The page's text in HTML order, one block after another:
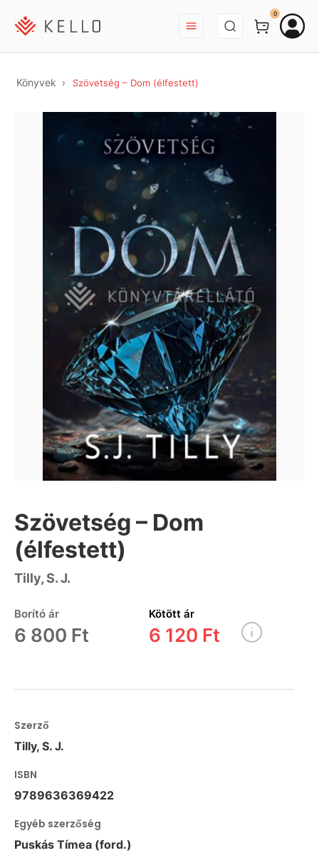
BEJELENTKEZÉS
0
Könyvek Szövetség – Dom (élfestett)
Szövetség – Dom
(élfestett)
Tilly, S. J.
Borító ár
6 800 Ft
Kötött ár
6 120 Ft
Szerző
Tilly, S. J.
ISBN
9789636369422
Egyéb szerzőség
Puskás Tímea (ford.)